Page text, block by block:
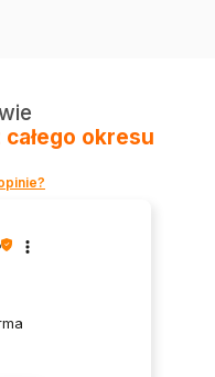
całego okresu